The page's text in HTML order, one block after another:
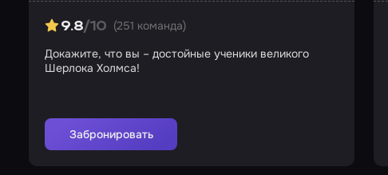
9.8/10 (251 команда)
Докажите, что вы – достойные ученики великого
Шерлока Холмса!
Забронировать